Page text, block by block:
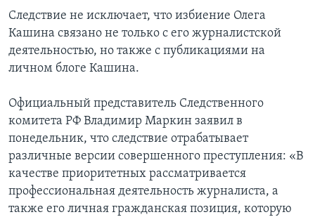
Следствие не исключает, что избиение Олега
Кашина связано не только с его журналистской
деятельностью, но также с публикациями на
личном блоге Кашина.
Официальный представитель Следственного
комитета РФ Владимир Маркин заявил в
понедельник, что следствие отрабатывает
различные версии совершенного преступления: «В
качестве приоритетных рассматривается
профессиональная деятельность журналиста, а
также его личная гражданская позиция, которую